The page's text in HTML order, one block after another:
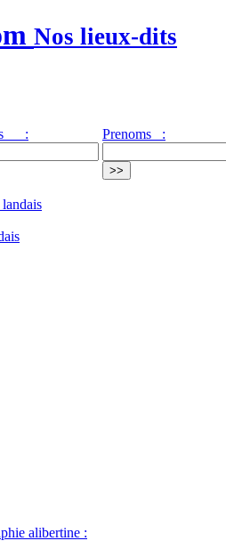
Nos lieux-dits
: Prenoms :
alibertine :